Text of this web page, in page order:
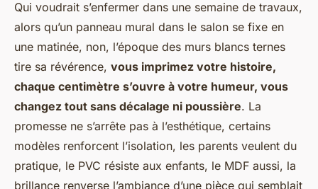
Qui voudrait s’enfermer dans une semaine de travaux,
alors qu’un panneau mural dans le salon se fixe en
une matinée, non, l’époque des murs blancs ternes
tire sa révérence, vous imprimez votre histoire,
chaque centimètre s’ouvre à votre humeur, vous
changez tout sans décalage ni poussière. La
promesse ne s’arrête pas à l’esthétique, certains
modèles renforcent l’isolation, les parents veulent du
pratique, le PVC résiste aux enfants, le MDF aussi, la
brillance renverse l’ambiance d’une pièce qui semblait